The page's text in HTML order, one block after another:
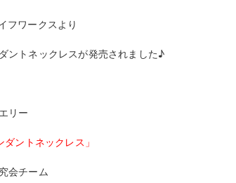
ワークスより
ントネックレスが発売されました♪
リー
ントネックレス」
会チーム